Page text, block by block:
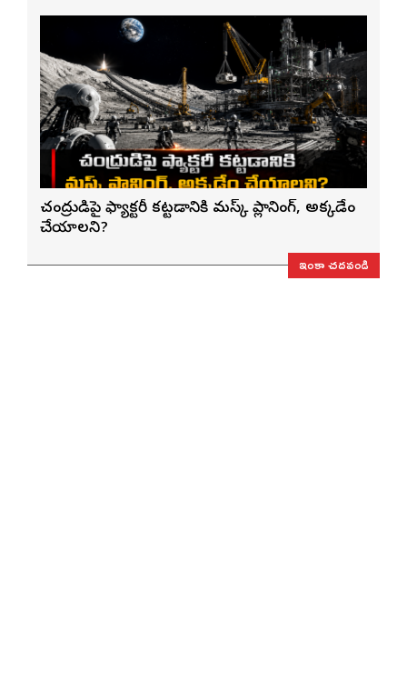
చంద్రుడిపై ఫ్యాక్టరీ కట్టడానికి మస్క్ ప్లానింగ్, అక్కడేం
చేయాలని?
ఇంకా చదవండి